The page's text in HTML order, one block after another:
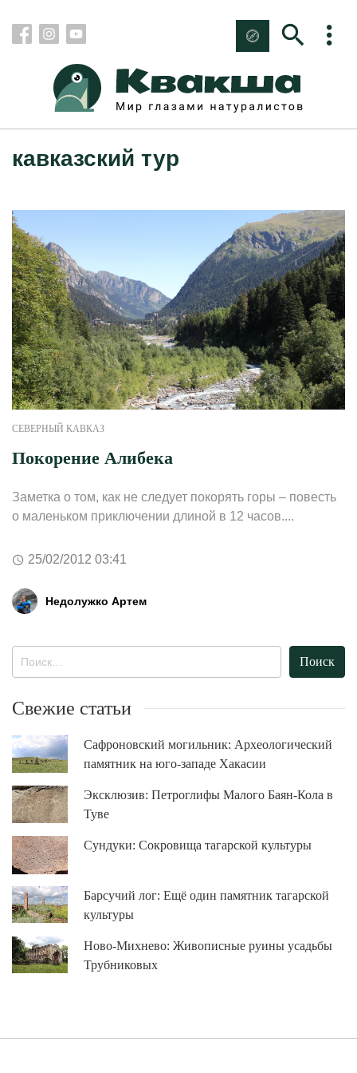
кавказский тур
СЕВЕРНЫЙ КАВКАЗ
Покорение Алибека
Заметка о том, как не следует покорять горы – повесть
о маленьком приключении длиной в 12 часов....
25/02/2012 03:41
Недолужко Артем
Свежие статьи
Сафроновский могильник: Археологический
памятник на юго-западе Хакасии
Эксклюзив: Петроглифы Малого Баян-Кола в
Туве
Сундуки: Сокровища тагарской культуры
Барсучий лог: Ещё один памятник тагарской
культуры
Ново-Михнево: Живописные руины усадьбы
Трубниковых